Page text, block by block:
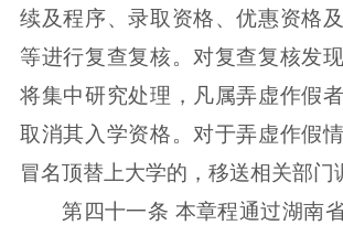
续及程序、录取资格、优惠资格
等进行复查复核。对复查复核发
将集中研究处理，凡属弄虚作假
取消其入学资格。对于弄虚作假
冒名顶替上大学的，移送相关部门
第四十一条 本章程通过湖南